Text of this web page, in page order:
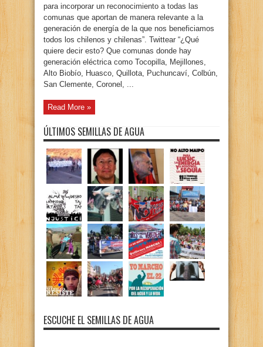
para incorporar un reconocimiento a todas las
comunas que aportan de manera relevante a la
generación de energía de la que nos beneficiamos
todos los chilenos y chilenas”. Twittear “¿Qué
quiere decir esto? Que comunas donde hay
generación eléctrica como Tocopilla, Mejillones,
Alto Biobío, Huasco, Quillota, Puchuncaví, Colbún,
San Clemente, Coronel, ...
Read More »
ÚLTIMOS SEMILLAS DE AGUA
ESCUCHE EL SEMILLAS DE AGUA